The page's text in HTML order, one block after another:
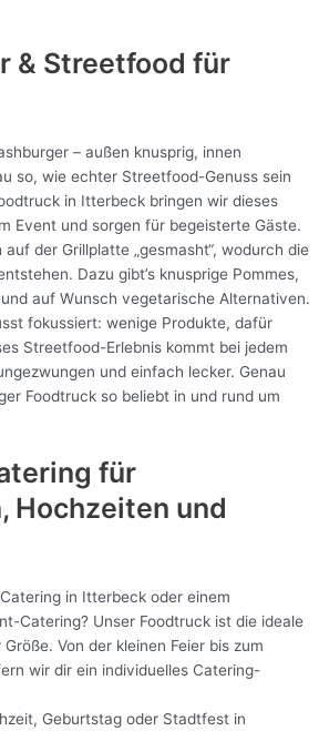
& Streetfood für
– außen knusprig, innen
so, wie echter Streetfood-Genuss sein
in Itterbeck bringen wir dieses
Event und sorgen für begeisterte Gäste.
der Grillplatte „gesmasht“, wodurch die
Dazu gibt’s knusprige Pommes,
auf Wunsch vegetarische Alternativen.
fokussiert: wenige Produkte, dafür
Streetfood-Erlebnis kommt bei jedem
und einfach lecker. Genau
Foodtruck so beliebt in und rund um
für
Hochzeiten und
in Itterbeck oder einem
Catering? Unser Foodtruck ist die ideale
Von der kleinen Feier bis zum
wir dir ein individuelles Catering-
Geburtstag oder Stadtfest in